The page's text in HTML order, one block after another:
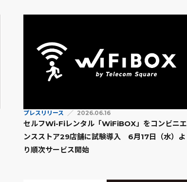
プレスリリース 2026.06.16
セルフWi-Fiレンタル「WiFiBOX」をコンビニエ
ンスストア29店舗に試験導入 6月17日（水）よ
り順次サービス開始